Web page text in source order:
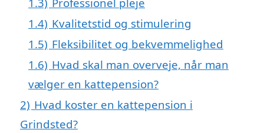
1.4) Kvalitetstid og stimulering
1.5) Fleksibilitet og bekvemmelighed
1.6) Hvad skal man overveje, når man
vælger en kattepension?
2) Hvad koster en kattepension i
Grindsted?